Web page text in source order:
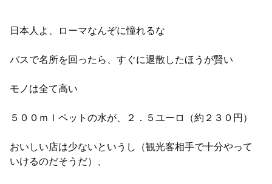
日本人よ、ローマなんぞに憧れるな
バスで名所を回ったら、すぐに退散したほうが賢い
モノは全て高い
５００ｍｌペットの水が、２．５ユーロ（約２３０円）
おいしい店は少ないというし（観光客相手で十分やって
いけるのだそうだ）、